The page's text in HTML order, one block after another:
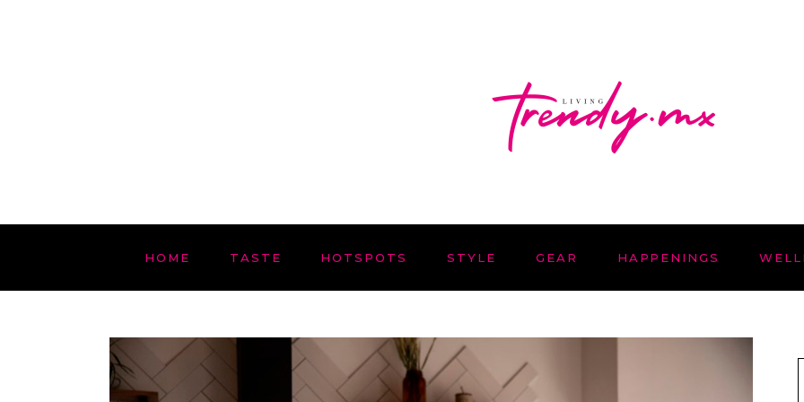
HOME TASTE HOTSPOTS STYLE GEAR HAPPENINGS